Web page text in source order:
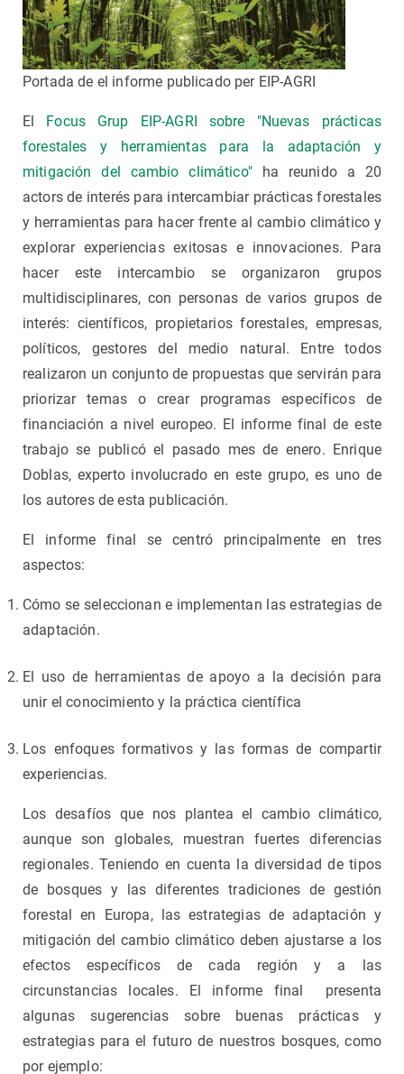
Portada de el informe publicado per EIP-AGRI
El Focus Grup EIP-AGRI sobre "Nuevas prácticas
forestales y herramientas para la adaptación y
mitigación del cambio climático"ha reunido a 20
actors de interés para intercambiar prácticas forestales
y herramientas para hacer frente al cambio climático y
explorar experiencias exitosas e innovaciones. Para
hacer este intercambio se organizaron grupos
multidisciplinares, con personas de varios grupos de
interés: científicos, propietarios forestales, empresas,
políticos, gestores del medio natural. Entre todos
realizaron un conjunto de propuestas que servirán para
priorizar temas o crear programas específicos de
financiación a nivel europeo. El informe final de este
trabajo se publicó el pasado mes de enero. Enrique
Doblas, experto involucrado en este grupo, es uno de
los autores de esta publicación.
El informe final se centró principalmente en tres
aspectos:
Cómo se seleccionan e implementan las estrategias de
adaptación.
El uso de herramientas de apoyo a la decisión para
unir el conocimiento y la práctica científica
Los enfoques formativos y las formas de compartir
experiencias.
Los desafíos que nos plantea el cambio climático,
aunque son globales, muestran fuertes diferencias
regionales. Teniendo en cuenta la diversidad de tipos
de bosques y las diferentes tradiciones de gestión
forestal en Europa, las estrategias de adaptación y
mitigación del cambio climático deben ajustarse a los
efectos específicos de cada región y a las
circunstancias locales. El informe final presenta
algunas sugerencias sobre buenas prácticas y
estrategias para el futuro de nuestros bosques, como
por ejemplo: